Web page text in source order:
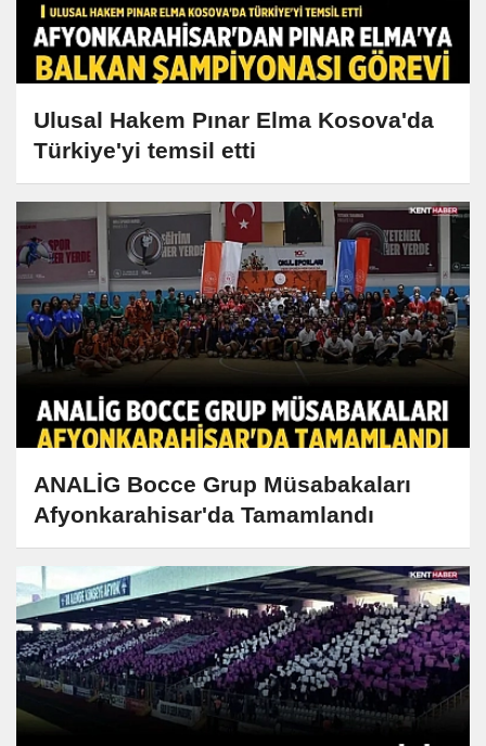
Ulusal Hakem Pınar Elma Kosova'da
Türkiye'yi temsil etti
ANALİG Bocce Grup Müsabakaları
Afyonkarahisar'da Tamamlandı